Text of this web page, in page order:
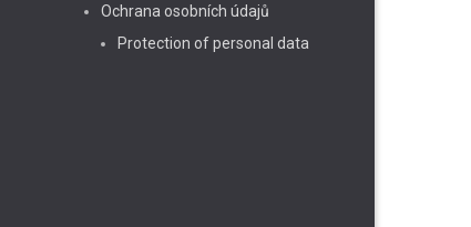
Ochrana osobních údajů
Protection of personal data